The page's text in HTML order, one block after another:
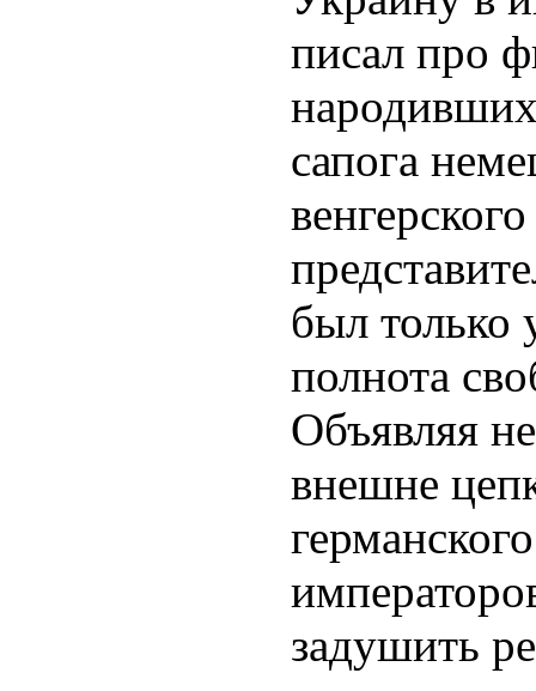
писал про
сапога
был только
полнота
Объявляя
внешне
задушить